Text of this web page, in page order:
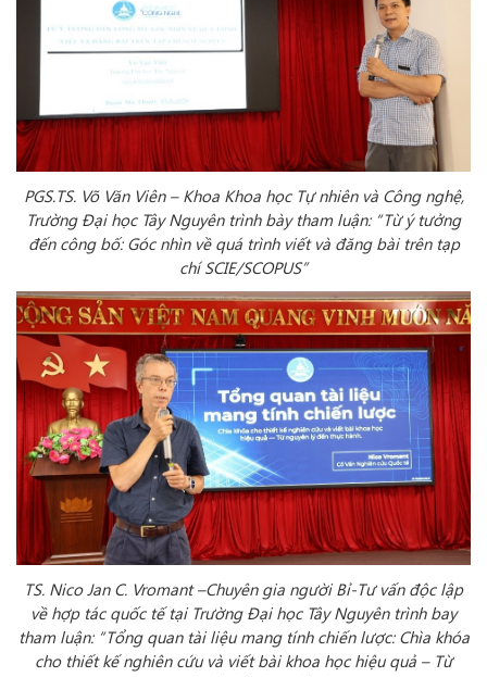
PGS.TS. Võ Văn Viên – Khoa Khoa học Tự nhiên và Công nghệ,
Trường Đại học Tây Nguyên trình bày tham luận: “Từ ý tưởng
đến công bố: Góc nhìn về quá trình viết và đăng bài trên tạp
chí SCIE/SCOPUS”
TS. Nico Jan C. Vromant –Chuyên gia người Bỉ-Tư vấn độc lập
về hợp tác quốc tế tại Trường Đại học Tây Nguyên trình bay
tham luận: “Tổng quan tài liệu mang tính chiến lược: Chìa khóa
cho thiết kế nghiên cứu và viết bài khoa học hiệu quả – Từ